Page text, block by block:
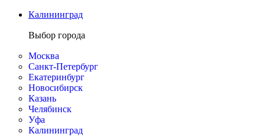
Калининград
Выбор города
Москва
Санкт-Петербург
Екатеринбург
Новосибирск
Казань
Челябинск
Уфа
Калининград